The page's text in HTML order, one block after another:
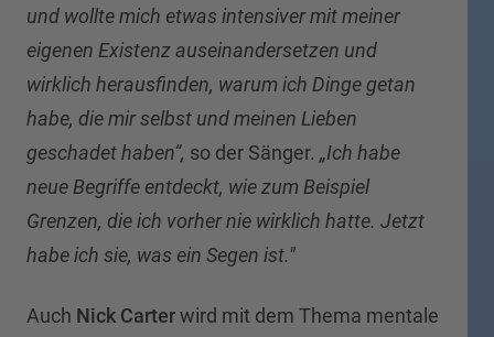
und wollte mich etwas intensiver mit meiner
eigenen Existenz auseinandersetzen und
wirklich herausfinden, warum ich Dinge getan
habe, die mir selbst und meinen Lieben
geschadet haben“, so der Sänger. „Ich habe
neue Begriffe entdeckt, wie zum Beispiel
Grenzen, die ich vorher nie wirklich hatte. Jetzt
habe ich sie, was ein Segen ist."
Auch Nick Carterwird mit dem Thema mentale